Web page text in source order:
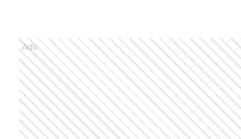
Ads